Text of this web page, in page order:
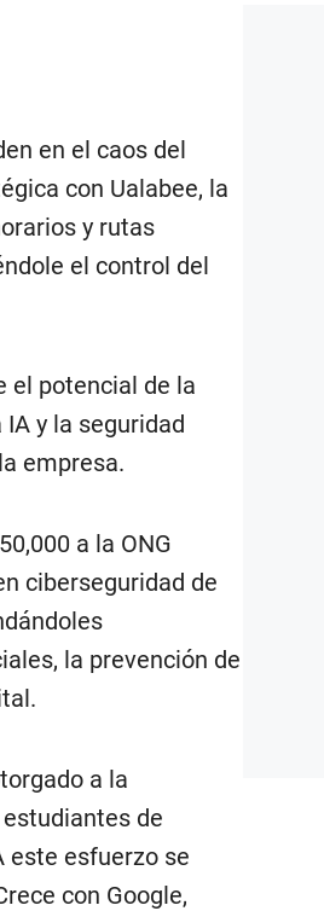
en el caos del
con Ualabee, la
y rutas
el control del
el potencial de la
y la seguridad
empresa.
a la ONG
ciberseguridad de
la prevención de
a la
de
este esfuerzo se
con Google,